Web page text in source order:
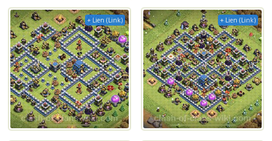
+ Lien (Link) + Lien (Link)